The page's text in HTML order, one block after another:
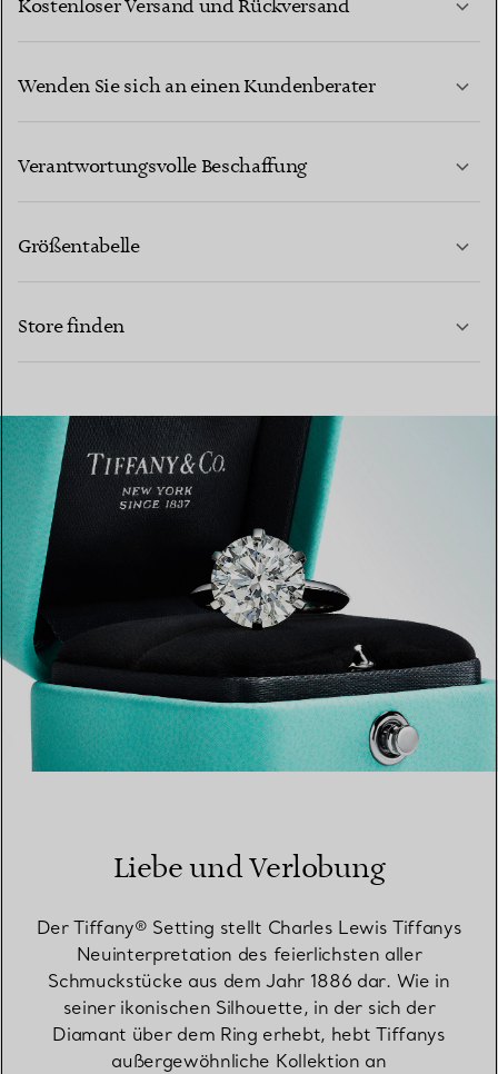
Kostenloser Versand und Rückversand
Wenden Sie sich an einen Kundenberater
Verantwortungsvolle Beschaffung
MEHR ERFAHREN
Größentabelle
Store finden
EINEN STORE IN IHRER NÄHE FINDEN
Liebe und Verlobung
Der Tiffany® Setting stellt Charles Lewis Tiffanys
Neuinterpretation des feierlichsten aller
Schmuckstücke aus dem Jahr 1886 dar. Wie in
seiner ikonischen Silhouette, in der sich der
Diamant über dem Ring erhebt, hebt Tiffanys
außergewöhnliche Kollektion an